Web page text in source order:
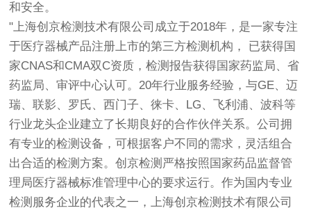
和安全。
"上海创京检测技术有限公司成立于2018年，是一家专注
于医疗器械产品注册上市的第三方检测机构， 已获得国
家CNAS和CMA双C资质，检测报告获得国家药监局、省
药监局、审评中心认可。20年行业服务经验，与GE、迈
瑞、联影、罗氏、西门子、徕卡、LG、飞利浦、波科等
行业龙头企业建立了长期良好的合作伙伴关系。公司拥
有专业的检测设备，可根据客户不同的需求，灵活组合
出合适的检测方案。创京检测 严格按照国家药品监督管
理局医疗器械标准管理中心的要求运行。作为国内专业
检测服务企业的代表之一，上海创京检测技术有限公司